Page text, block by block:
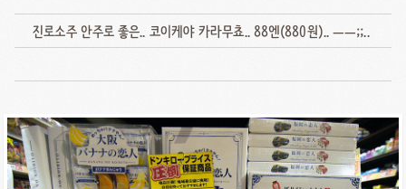
진로소주 안주로 좋은.. 코이케야 카라무쵸.. 88엔(880원).. ㅡㅡ;;..